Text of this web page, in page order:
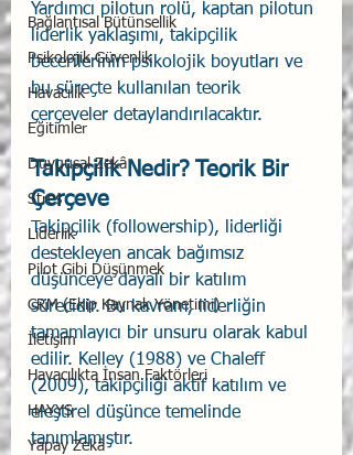
Bağlantısal Bütünsellik
Psikolojik Güvenlik
Havacılık
Eğitimler
Duygusal Zekâ
Stres
Liderlik
Pilot Gibi Düşünmek
CRM (Ekip Kaynak Yönetimi)
İletişim
Havacılıkta İnsan Faktörleri
HAYYS
Yapay Zekâ
Yardımcı pilotun rolü, kaptan pilotun
liderlik yaklaşımı, takipçilik
becerilerinin psikolojik boyutları ve
bu süreçte kullanılan teorik
çerçeveler detaylandırılacaktır.
Takipçilik Nedir? Teorik Bir
Çerçeve
Takipçilik (followership), liderliği
destekleyen ancak bağımsız
düşünceye dayalı bir katılım
sürecidir. Bu kavram, liderliğin
tamamlayıcı bir unsuru olarak kabul
edilir. Kelley (1988) ve Chaleff
(2009), takipçiliği aktif katılım ve
eleştirel düşünce temelinde
tanımlamıştır.